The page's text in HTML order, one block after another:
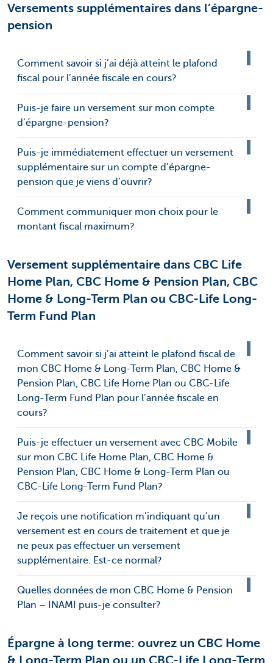
Versements supplémentaires dans l’épargne-
pension
Comment savoir si j’ai déjà atteint le plafond
fiscal pour l’année fiscale en cours?
Puis-je faire un versement sur mon compte
d’épargne-pension?
Puis-je immédiatement effectuer un versement
supplémentaire sur un compte d’épargne-
pension que je viens d’ouvrir?
Comment communiquer mon choix pour le
montant fiscal maximum?
Versement supplémentaire dans CBC Life
Home Plan, CBC Home & Pension Plan, CBC
Home & Long-Term Plan ou CBC-Life Long-
Term Fund Plan
Comment savoir si j’ai atteint le plafond fiscal de
mon CBC Home & Long-Term Plan, CBC Home &
Pension Plan, CBC Life Home Plan ou CBC-Life
Long-Term Fund Plan pour l’année fiscale en
cours?
Puis-je effectuer un versement avec CBC Mobile
sur mon CBC Life Home Plan, CBC Home &
Pension Plan, CBC Home & Long-Term Plan ou
CBC-Life Long-Term Fund Plan?
Je reçois une notification m’indiquant qu’un
versement est en cours de traitement et que je
ne peux pas effectuer un versement
supplémentaire. Est-ce normal?
Quelles données de mon CBC Home & Pension
Plan – INAMI puis-je consulter?
Épargne à long terme: ouvrez un CBC Home